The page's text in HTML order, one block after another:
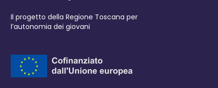
Il progetto della Regione Toscana per
l’autonomia dei giovani